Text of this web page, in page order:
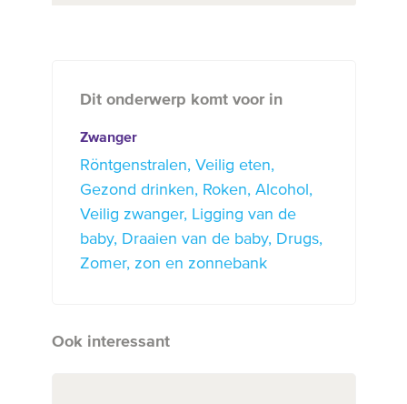
Dit onderwerp komt voor in
Zwanger
Röntgenstralen Veilig eten
Gezond drinken
Roken Alcohol
Veilig zwanger
Ligging van de
baby
Draaien van de baby
Drugs
Zomer, zon en zonnebank
Ook interessant